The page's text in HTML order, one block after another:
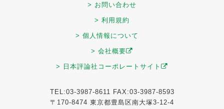
> お問い合わせ
> 利用規約
> 個人情報について
> 会社概要
> 日本評論社コーポレートサイト
TEL:03-3987-8611 FAX:03-3987-8593
〒170-8474 東京都豊島区南大塚3-12-4